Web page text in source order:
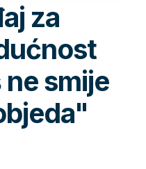
za
ne smije